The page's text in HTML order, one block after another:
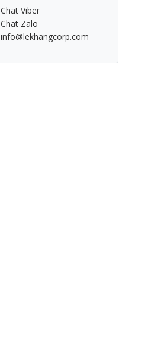
Chat Viber
Chat Zalo
info@lekhangcorp.com